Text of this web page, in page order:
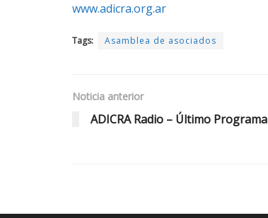
www.adicra.org.ar
Tags: Asamblea de asociados
Noticia anterior
ADICRA Radio – Último Programa